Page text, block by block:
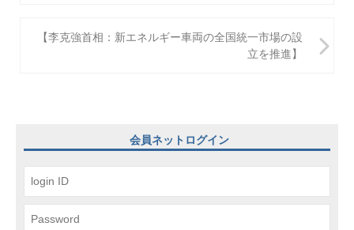
ョ
ン
【李克強首相：新エネルギー車両の全国統一市場の設
立を推進】
会員ネットログイン